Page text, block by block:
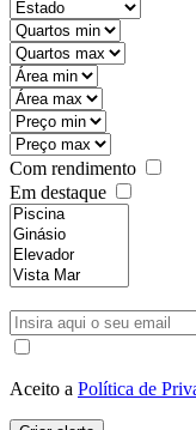
Com rendimento
Em destaque
Aceito a Política de